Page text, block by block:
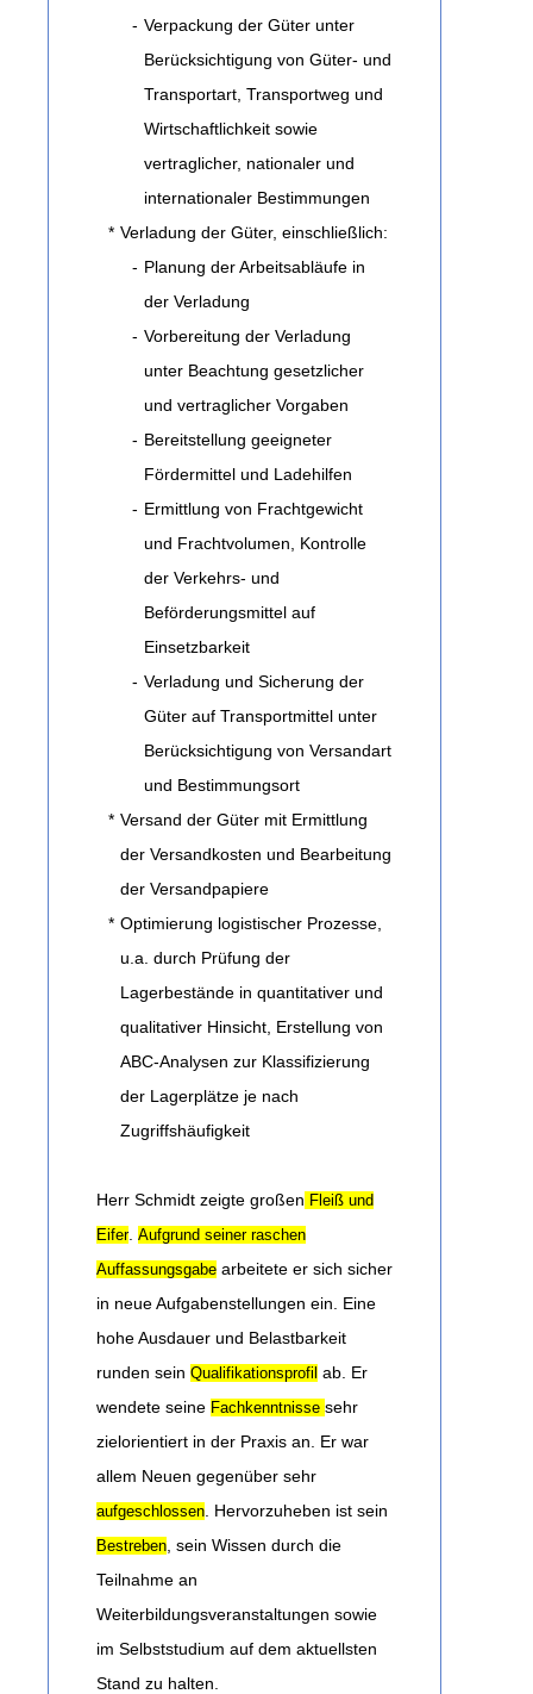
- Verpackung der Güter unter
Berücksichtigung von Güter- und
Transportart, Transportweg und
Wirtschaftlichkeit sowie
vertraglicher, nationaler und
internationaler Bestimmungen
* Verladung der Güter, einschließlich:
- Planung der Arbeitsabläufe in
der Verladung
- Vorbereitung der Verladung
unter Beachtung gesetzlicher
und vertraglicher Vorgaben
- Bereitstellung geeigneter
Fördermittel und Ladehilfen
- Ermittlung von Frachtgewicht
und Frachtvolumen, Kontrolle
der Verkehrs- und
Beförderungsmittel auf
Einsetzbarkeit
- Verladung und Sicherung der
Güter auf Transportmittel unter
Berücksichtigung von Versandart
und Bestimmungsort
* Versand der Güter mit Ermittlung
der Versandkosten und Bearbeitung
der Versandpapiere
* Optimierung logistischer Prozesse,
u.a. durch Prüfung der
Lagerbestände in quantitativer und
qualitativer Hinsicht, Erstellung von
ABC-Analysen zur Klassifizierung
der Lagerplätze je nach
Zugriffshäufigkeit
Herr Schmidt zeigte großen Fleiß und
Eifer. Aufgrund seiner raschen
Auffassungsgabe arbeitete er sich sicher
in neue Aufgabenstellungen ein. Eine
hohe Ausdauer und Belastbarkeit
runden sein Qualifikationsprofil ab. Er
wendete seine Fachkenntnisse sehr
zielorientiert in der Praxis an. Er war
allem Neuen gegenüber sehr
aufgeschlossen . Hervorzuheben ist sein
Bestreben , sein Wissen durch die
Teilnahme an
Weiterbildungsveranstaltungen sowie
im Selbststudium auf dem aktuellsten
Stand zu halten.